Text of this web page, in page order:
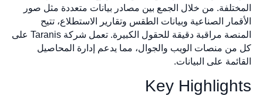
من خلال الجمع بين مصادر بيانات متعددة مثل صور
الصناعية وبيانات الطقس وتقارير الاستطلاع، تتيح
المنصة مراقبة دقيقة للحقول الكبيرة. تعمل شركة Taranis على
منصات الويب والجوال، مما يدعم إدارة المحاصيل
على البيانات.
Key